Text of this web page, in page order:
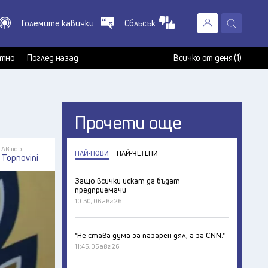
X
Големите кавички Сблъсък
Поглед назад Всичко от деня (1)
Автор:
Topnovini
Прочети още
НАЙ-НОВИ НАЙ-ЧЕТЕНИ
Защо всички искат да бъдат
предприемачи
10:30, 06 авг 26
"Не става дума за пазарен дял, а за CNN."
11:45, 05 авг 26